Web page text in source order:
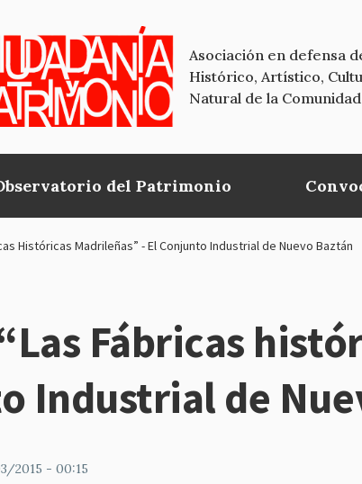
Asociación en defensa
Histórico, Artístico,
Natural de la
del Patrimonio
Históricas Madrileñas” - El Conjunto Industrial de Nuevo Baztán
Fábricas
Industrial de
2015 - 00:15